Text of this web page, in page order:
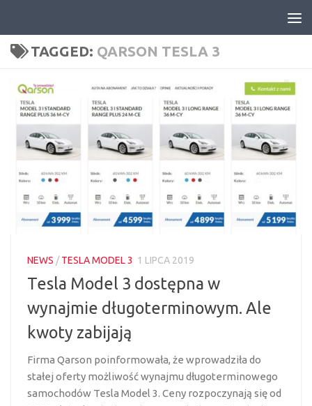
TAGGED: QARSON TESLA 3
NEWS /TESLA MODEL 3 1 LIPCA 2019
Tesla Model 3 dostępna w
wynajmie długoterminowym. Ale
kwoty zabijają
Firma Qarson poinformowała, że wprowadziła do
stałej oferty możliwość wynajmu długoterminowego
samochodów Tesla Model 3. Ceny rozpoczynają się od